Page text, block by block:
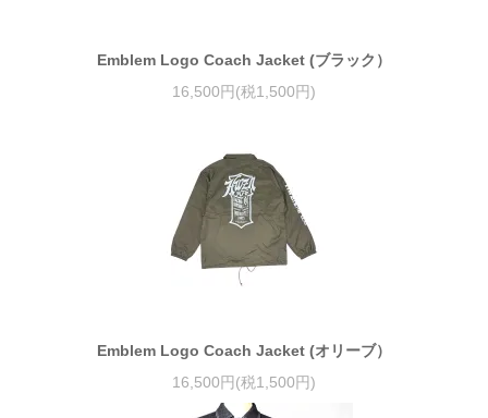
Emblem Logo Coach Jacket (ブラック）
16,500円(税1,500円)
Emblem Logo Coach Jacket (オリーブ）
16,500円(税1,500円)